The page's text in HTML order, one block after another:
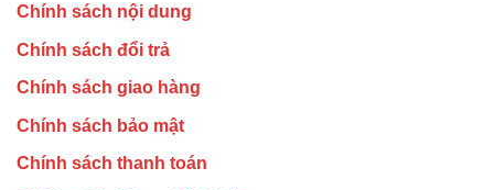
Chính sách nội dung
Chính sách đổi trả
Chính sách giao hàng
Chính sách bảo mật
Chính sách thanh toán